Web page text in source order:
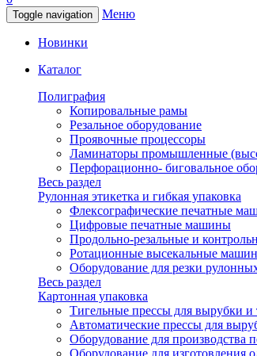
Toggle navigation Меню
Новинки
Каталог
Полиграфия
Копировальные рамы
Резальное оборудование
Проявочные процессоры
Ламинаторы промышленные
Перфорационно- биговальное
Весь раздел
Рулонная этикетка и гибкая упаковка
Флексографические печатные
Цифровые печатные машины
Продольно-резальные и
Ротационные высекальные
Оборудование для резки
Весь раздел
Картонная упаковка
Тигельные прессы для вырубки и
Автоматические прессы для
Оборудование для производства
Оборудование для изготовления